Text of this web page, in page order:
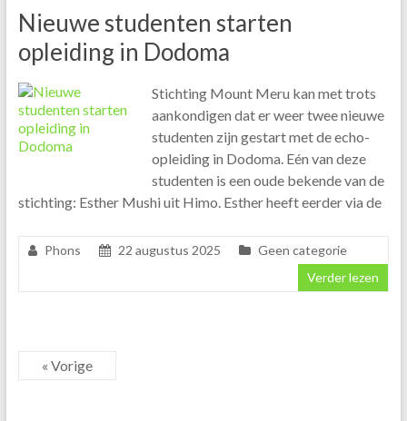
Nieuwe studenten starten
opleiding in Dodoma
Stichting Mount Meru kan met trots
aankondigen dat er weer twee nieuwe
studenten zijn gestart met de echo-
opleiding in Dodoma. Eén van deze
studenten is een oude bekende van de
stichting: Esther Mushi uit Himo. Esther heeft eerder via de
Phons 22 augustus 2025
Geen categorie
Verder lezen
« Vorige